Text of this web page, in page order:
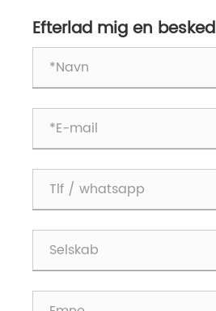
typer punktsvejsemaskiner
Efterlad mig en besked